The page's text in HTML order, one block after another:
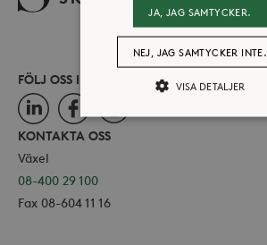
FÖLJ OSS I SOCIALA MEDIER
LinkedInFacebook
KONTAKTA OSS
Växel
08-400 29 100
Fax 08-604 11 16
JA, JAG SAMTYCKER.
NEJ, JAG SAMTYCKER INTE.
VISA DETALJER
Strikt nödvändiga kakor tillåter